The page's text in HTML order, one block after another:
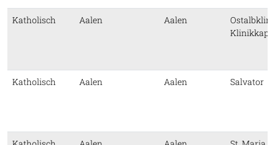
Katholisch Aalen Aalen
Katholisch Aalen Aalen Salvator